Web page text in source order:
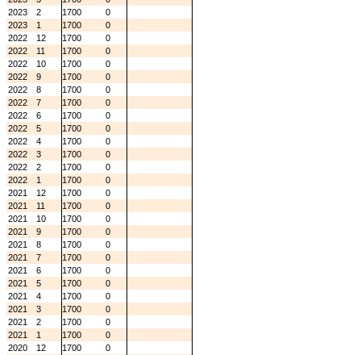
2023
2 1700
0
2023
1 1700
0
2022
12 1700
0
2022
11 1700
0
2022
10 1700
0
2022
9 1700
0
2022
8 1700
0
2022
7 1700
0
2022
6 1700
0
2022
5 1700
0
2022
4 1700
0
2022
3 1700
0
2022
2 1700
0
2022
1 1700
0
2021
12 1700
0
2021
11 1700
0
2021
10 1700
0
2021
9 1700
0
2021
8 1700
0
2021
7 1700
0
2021
6 1700
0
2021
5 1700
0
2021
4 1700
0
2021
3 1700
0
2021
2 1700
0
2021
1 1700
0
2020
12 1700
0